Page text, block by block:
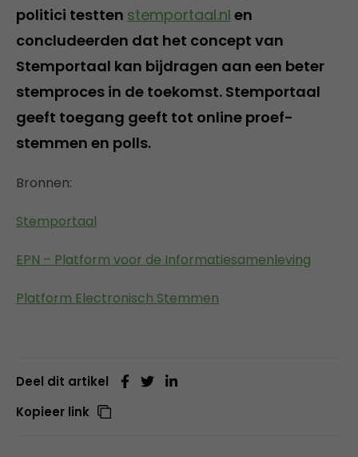
politici testten stemportaal.nl en
concludeerden dat het concept van
Stemportaal kan bijdragen aan een beter
stemproces in de toekomst. Stemportaal
geeft toegang geeft tot online proef-
stemmen en polls.
Bronnen:
Stemportaal
EPN – Platform voor de Informatiesamenleving
Platform Electronisch Stemmen
Deel dit artikel
Kopieer link